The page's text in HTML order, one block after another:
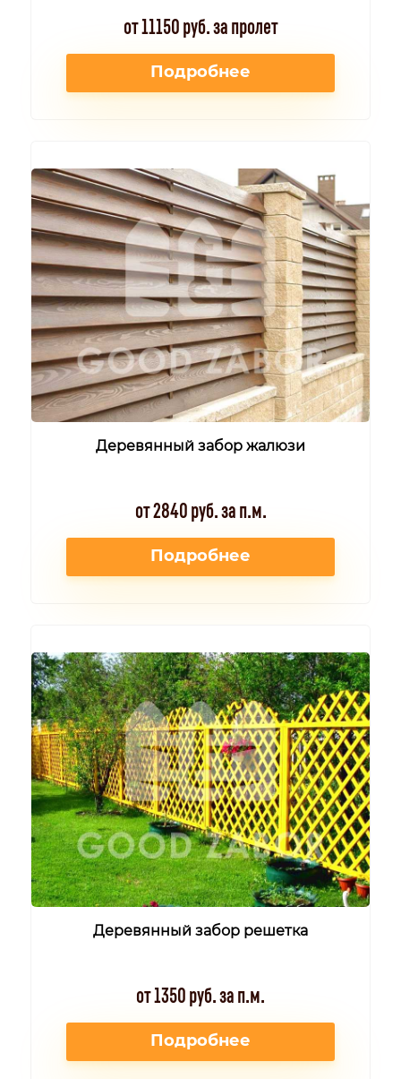
от 11150 руб. за пролет
Подробнее
Деревянный забор жалюзи
от 2840 руб. за п.м.
Подробнее
Деревянный забор решетка
от 1350 руб. за п.м.
Подробнее